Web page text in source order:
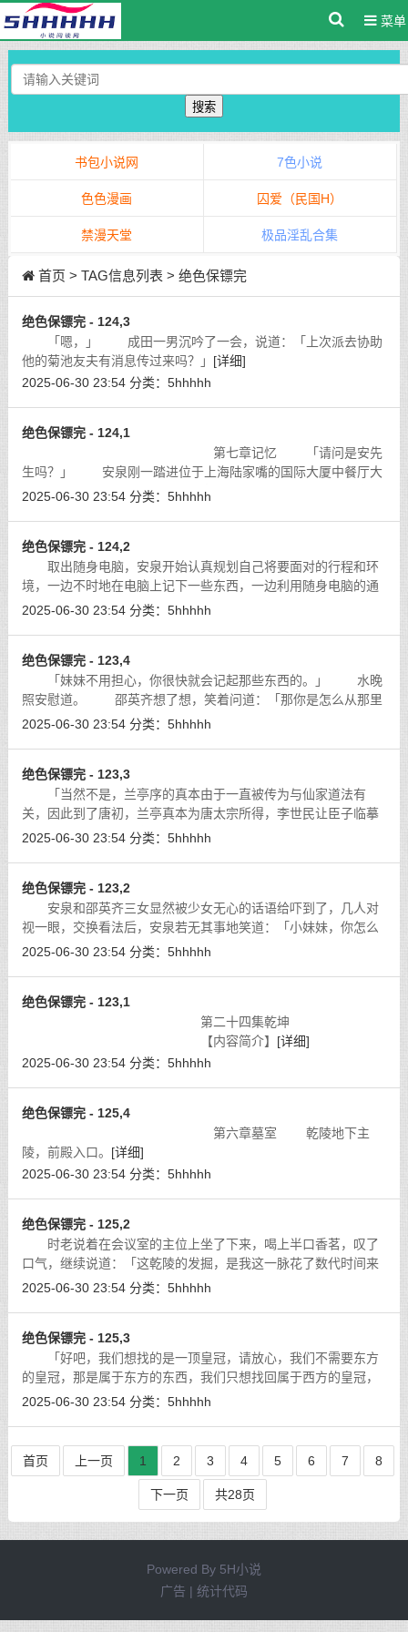
菜单
搜索
书包小说网 7色小说
色色漫画 囚爱（民国H）
禁漫天堂 极品淫乱合集
首页 > TAG信息列表 > 绝色保镖完
绝色保镖完 - 124,3
「嗯，」 成田一男沉吟了一会，说道：「上次派去协助
他的菊池友夫有消息传过来吗？」 [详细]
2025-06-30 23:54 分类： 5hhhhh
绝色保镖完 - 124,1
第七章记忆 「请问是安先
生吗？」 安泉刚一踏进位于上海陆家嘴的国际大厦中餐厅大
门，就有一位身材凹凸有致，仪容大方端庄的服务小姐迎上前
2025-06-30 23:54 分类： 5hhhhh
绝色保镖完 - 124,2
取出随身电脑，安泉开始认真规划自己将要面对的行程和环
境，一边不时地在电脑上记下一些东西，一边利用随身电脑的通
话功能，联系着各式各样的人。 [详细]
2025-06-30 23:54 分类： 5hhhhh
绝色保镖完 - 123,4
「妹妹不用担心，你很快就会记起那些东西的。」 水晚
照安慰道。 邵英齐想了想，笑着问道：「那你是怎么从那里
离开的呢？还出现在黄浦江中，如果不是安正好路过，只
2025-06-30 23:54 分类： 5hhhhh
绝色保镖完 - 123,3
「当然不是，兰亭序的真本由于一直被传为与仙家道法有
关，因此到了唐初，兰亭真本为唐太宗所得，李世民让臣子临摹
了数本，其中以（兰亭神龙本）最为有名，不论笔法、墨气、行
2025-06-30 23:54 分类： 5hhhhh
绝色保镖完 - 123,2
安泉和邵英齐三女显然被少女无心的话语给吓到了，几人对
视一眼，交换看法后，安泉若无其事地笑道：「小妹妹，你怎么
会泡在江水里呢？如果不是我恰好看到，你说不定就……」
2025-06-30 23:54 分类： 5hhhhh
绝色保镖完 - 123,1
第二十四集乾坤
【内容简介】 [详细]
2025-06-30 23:54 分类： 5hhhhh
绝色保镖完 - 125,4
第六章墓室 乾陵地下主
陵，前殿入口。 [详细]
2025-06-30 23:54 分类： 5hhhhh
绝色保镖完 - 125,2
时老说着在会议室的主位上坐了下来，喝上半口香茗，叹了
口气，继续说道：「这乾陵的发掘，是我这一脉花了数代时间来
计划的，最早可以追溯到我师祖的师祖，那个时候没有先进的勘
2025-06-30 23:54 分类： 5hhhhh
绝色保镖完 - 125,3
「好吧，我们想找的是一顶皇冠，请放心，我们不需要东方
的皇冠，那是属于东方的东西，我们只想找回属于西方的皇冠，
传说中那个皇冠被当作礼物送到了东方，我们现在只是想物归原
2025-06-30 23:54 分类： 5hhhhh
首页 上一页 1 2 3 4 5 6 7 8
下一页 共28页
Powered By 5H小说
广告 | 统计代码